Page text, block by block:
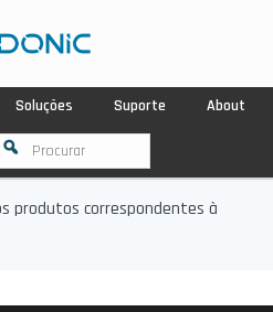
Soluções Suporte About
produtos correspondentes à